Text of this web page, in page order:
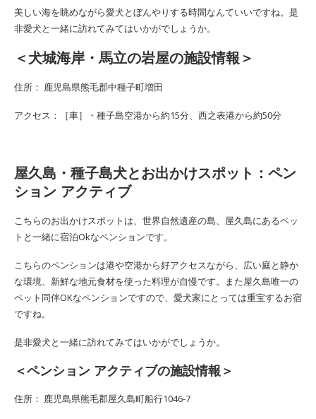
美しい海を眺めながら愛犬とぼんやりする時間なんていいですね。是
非愛犬と一緒に訪れてみてはいかがでしょうか。
＜犬城海岸・馬立の岩屋の施設情報＞
住所： 鹿児島県熊毛郡中種子町増田
アクセス：［車］・種子島空港から約15分、西之表港から約50分
屋久島・種子島犬とお出かけスポット：ペン
ション アクティブ
こちらのお出かけスポットは、世界自然遺産の島、屋久島にあるペッ
トと一緒に宿泊Okなペンションです。
こちらのペンションは港や空港から好アクセスながら、広い庭と静か
な環境、新鮮な地元食材を使った料理が自慢です。また屋久島唯一の
ペット同伴OKなペンションですので、愛犬家にとっては重宝するお宿
ですね。
是非愛犬と一緒に訪れてみてはいかがでしょうか。
＜ペンション アクティブの施設情報＞
住所： 鹿児島県熊毛郡屋久島町船行1046-7